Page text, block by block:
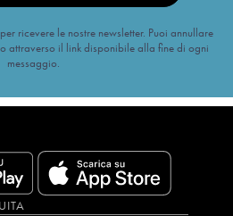
ricevere le nostre newsletter. Puoi annullare
attraverso il link disponibile alla fine di ogni
messaggio.